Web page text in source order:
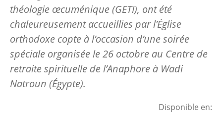
théologie œcuménique (GETI), ont été
chaleureusement accueillies par l’Église
orthodoxe copte à l’occasion d’une soirée
spéciale organisée le 26 octobre au Centre de
retraite spirituelle de l’Anaphore à Wadi
Natroun (Égypte).
Disponible en: